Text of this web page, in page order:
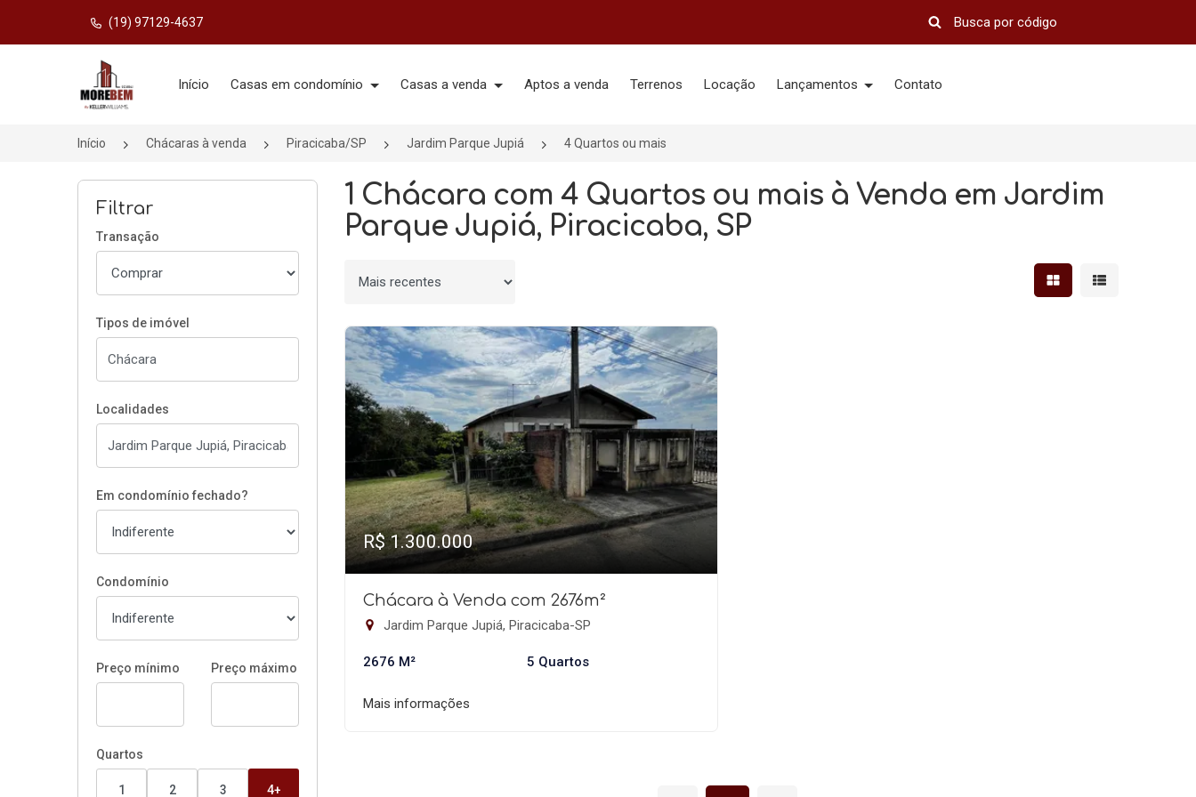
(19) 97129-4637
Página inicial
Início Casas em condomínio Casas a venda Aptos a venda Terrenos Locação Lançamentos Contato
Início Chácaras à venda Piracicaba/SP Jardim Parque Jupiá 4 Quartos ou mais
Filtrar
Transação
Tipos de imóvel
Localidades
Em condomínio fechado?
Condomínio
Preço mínimo Preço máximo
Quartos
1 2 3 4+
1 Chácara com 4 Quartos ou mais à Venda em Jardim
Parque Jupiá, Piracicaba, SP
Ordenar por Mostrar resultados em
Mostrar
R$ 1.300.000
Chácara à Venda com 2676m²
Jardim Parque Jupiá, Piracicaba-SP
2676 M² 5 Quartos
Mais informações